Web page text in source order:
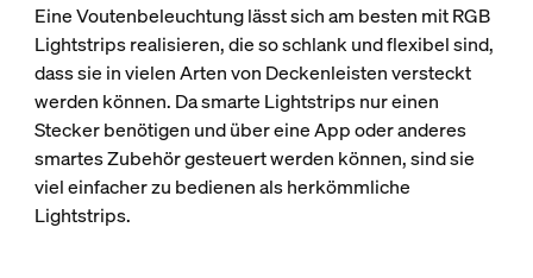
Eine Voutenbeleuchtung lässt sich am besten mit RGB
Lightstrips realisieren, die so schlank und flexibel sind,
dass sie in vielen Arten von Deckenleisten versteckt
werden können. Da smarte Lightstrips nur einen
Stecker benötigen und über eine App oder anderes
smartes Zubehör gesteuert werden können, sind sie
viel einfacher zu bedienen als herkömmliche
Lightstrips.